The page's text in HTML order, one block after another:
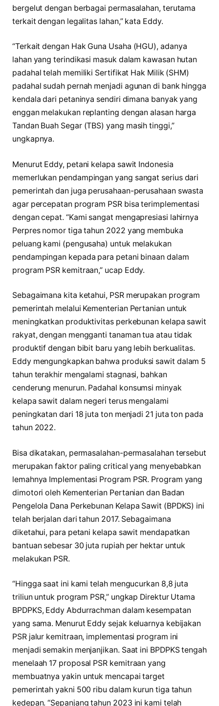
bergelut dengan berbagai permasalahan, terutama
terkait dengan legalitas lahan,” kata Eddy.
“Terkait dengan Hak Guna Usaha (HGU), adanya
lahan yang terindikasi masuk dalam kawasan hutan
padahal telah memiliki Sertifikat Hak Milik (SHM)
padahal sudah pernah menjadi agunan di bank hingga
kendala dari petaninya sendiri dimana banyak yang
enggan melakukan replanting dengan alasan harga
Tandan Buah Segar (TBS) yang masih tinggi,”
ungkapnya.
Menurut Eddy, petani kelapa sawit Indonesia
memerlukan pendampingan yang sangat serius dari
pemerintah dan juga perusahaan-perusahaan swasta
agar percepatan program PSR bisa terimplementasi
dengan cepat. “Kami sangat mengapresiasi lahirnya
Perpres nomor tiga tahun 2022 yang membuka
peluang kami (pengusaha) untuk melakukan
pendampingan kepada para petani binaan dalam
program PSR kemitraan,” ucap Eddy.
Sebagaimana kita ketahui, PSR merupakan program
pemerintah melalui Kementerian Pertanian untuk
meningkatkan produktivitas perkebunan kelapa sawit
rakyat, dengan mengganti tanaman tua atau tidak
produktif dengan bibit baru yang lebih berkualitas.
Eddy mengungkapkan bahwa produksi sawit dalam 5
tahun terakhir mengalami stagnasi, bahkan
cenderung menurun. Padahal konsumsi minyak
kelapa sawit dalam negeri terus mengalami
peningkatan dari 18 juta ton menjadi 21 juta ton pada
tahun 2022.
Bisa dikatakan, permasalahan-permasalahan tersebut
merupakan faktor paling critical yang menyebabkan
lemahnya Implementasi Program PSR. Program yang
dimotori oleh Kementerian Pertanian dan Badan
Pengelola Dana Perkebunan Kelapa Sawit (BPDKS) ini
telah berjalan dari tahun 2017. Sebagaimana
diketahui, para petani kelapa sawit mendapatkan
bantuan sebesar 30 juta rupiah per hektar untuk
melakukan PSR.
“Hingga saat ini kami telah mengucurkan 8,8 juta
triliun untuk program PSR,” ungkap Direktur Utama
BPDPKS, Eddy Abdurrachman dalam kesempatan
yang sama. Menurut Eddy sejak keluarnya kebijakan
PSR jalur kemitraan, implementasi program ini
menjadi semakin menjanjikan. Saat ini BPDPKS tengah
menelaah 17 proposal PSR kemitraan yang
membuatnya yakin untuk mencapai target
pemerintah yakni 500 ribu dalam kurun tiga tahun
kedepan. “Sepanjang tahun 2023 ini kami telah